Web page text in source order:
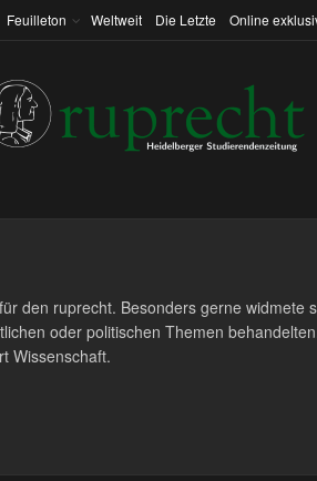
Feuilleton Weltweit Die Letzte Online
den ruprecht. Besonders gerne widmete
oder politischen Themen
Wissenschaft.